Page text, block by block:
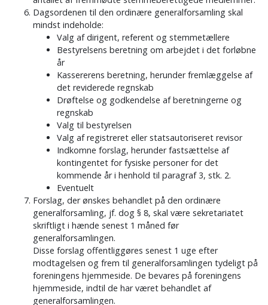
Dagsordenen til den ordinære generalforsamling skal
mindst indeholde:
Valg af dirigent, referent og stemmetællere
Bestyrelsens beretning om arbejdet i det forløbne
år
Kassererens beretning, herunder fremlæggelse af
det reviderede regnskab
Drøftelse og godkendelse af beretningerne og
regnskab
Valg til bestyrelsen
Valg af registreret eller statsautoriseret revisor
Indkomne forslag, herunder fastsættelse af
kontingentet for fysiske personer for det
kommende år i henhold til paragraf 3, stk. 2.
Eventuelt
Forslag, der ønskes behandlet på den ordinære
generalforsamling, jf. dog § 8, skal være sekretariatet
skriftligt i hænde senest 1 måned før
generalforsamlingen.
Disse forslag offentliggøres senest 1 uge efter
modtagelsen og frem til generalforsamlingen tydeligt på
foreningens hjemmeside. De bevares på foreningens
hjemmeside, indtil de har været behandlet af
generalforsamlingen.